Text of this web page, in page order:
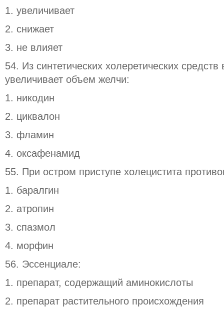
1. увеличивает
2. снижает
3. не влияет
54. Из синтетических холеретических
увеличивает объем желчи:
1. никодин
2. циквалон
3. фламин
4. оксафенамид
55. При остром приступе холецистита
1. баралгин
2. атропин
3. спазмол
4. морфин
56. Эссенциале:
1. препарат, содержащий аминокислоты
2. препарат растительного происхождения